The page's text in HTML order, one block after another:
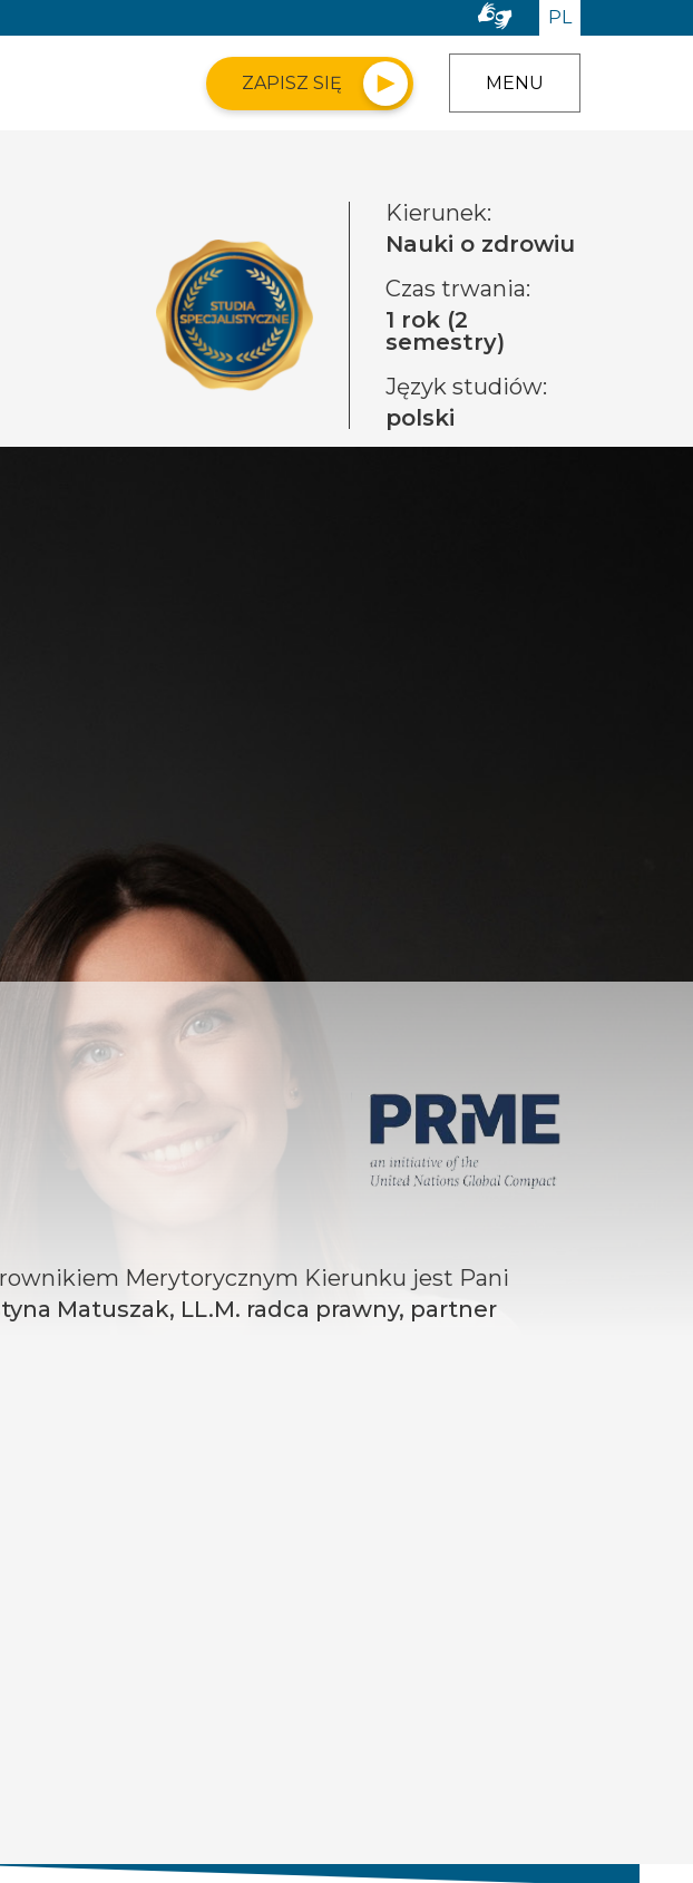
PL
ZAPISZ SIĘ MENU
Kierunek:
Nauki o zdrowiu
Czas trwania:
1 rok (2
semestry)
Język studiów:
polski
Merytorycznym Kierunku jest Pani
Matuszak, LL.M. radca prawny, partner